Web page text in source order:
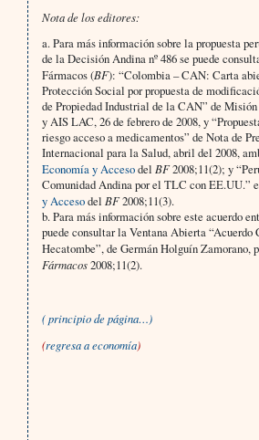
Nota de los editores:
a. Para más información sobre la propuesta
de la Decisión Andina nº 486 se puede
Fármacos (BF): “Colombia – CAN: Carta
Protección Social por propuesta de
de Propiedad Industrial de la CAN” de
y AIS LAC, 26 de febrero de 2008, y
riesgo acceso a medicamentos” de Nota de
Internacional para la Salud, abril del 2008,
Economía y Accesodel BF2008;11(2); y
Comunidad Andina por el TLC con EE.UU.”
y Accesodel BF2008;11(3).
b. Para más información sobre este acuerdo
puede consultar la Ventana Abierta
Hecatombe”, de Germán Holguín Zamorano,
Fármacos2008;11(2).
( principio de página…)
(regresa a economía)